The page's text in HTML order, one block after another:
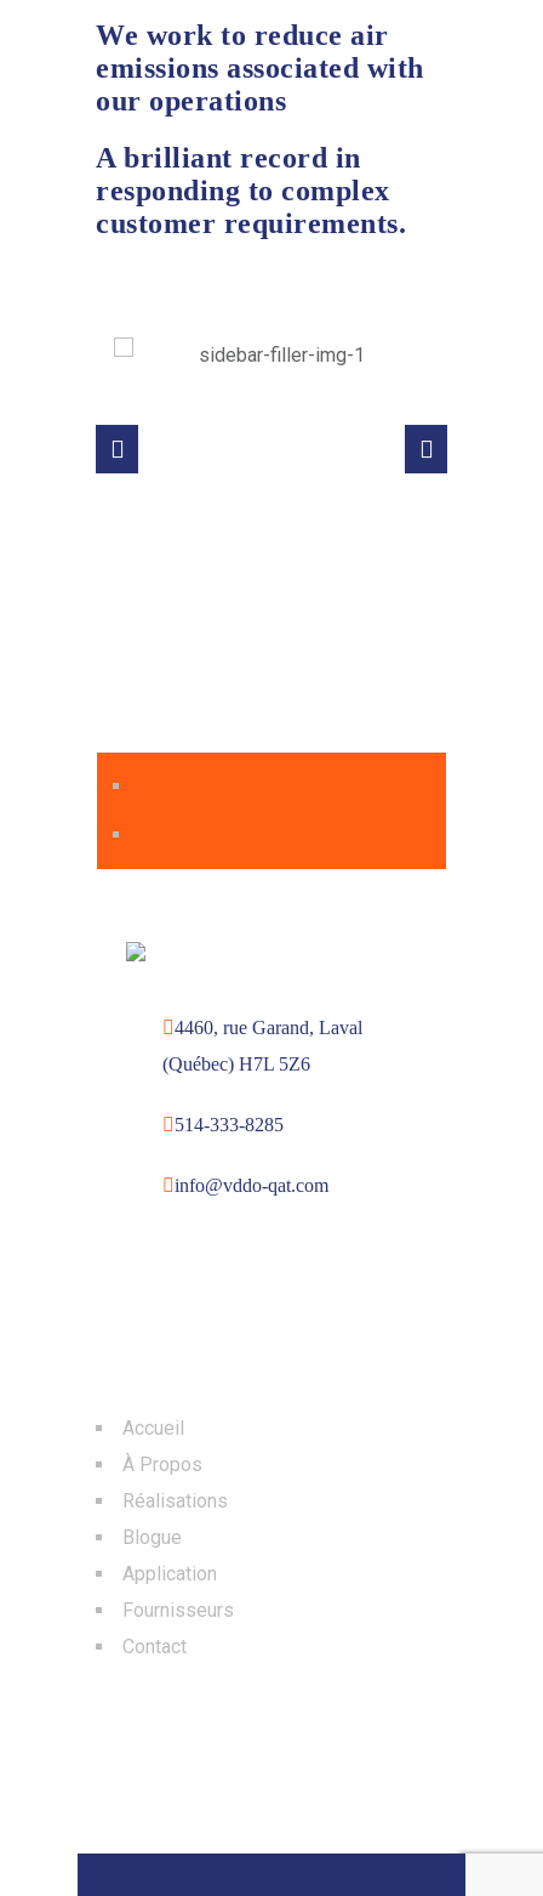
We work to reduce air
emissions associated with
our operations
A brilliant record in
responding to complex
customer requirements.
4460, rue Garand, Laval
(Québec) H7L 5Z6
514-333-8285
info@vddo-qat.com
Accueil
À Propos
Réalisations
Blogue
Application
Fournisseurs
Contact